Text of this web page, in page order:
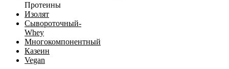
Протеины
Изолят
Сывороточный-
Whey
Многокомпонентный
Казеин
Vegan